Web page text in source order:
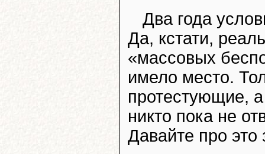
Два года
Да, кстати,
«массовых
имело место.
протестующие,
никто пока не
Давайте про это